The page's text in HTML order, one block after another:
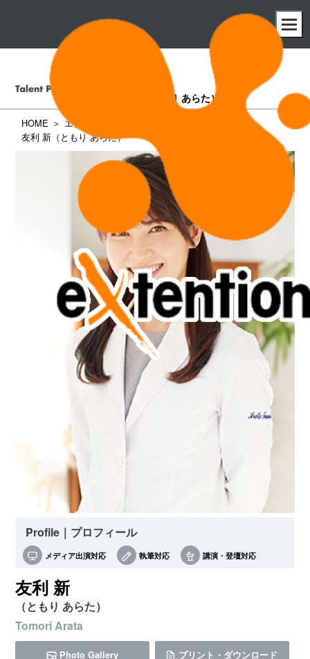
（ともり あらた）
HOME
エクステンション所属タレント一覧
友利 新（ともり あらた）
Profile｜プロフィール
メディア出演対応 執筆対応 講演・登壇対応
友利 新
（ともり あらた）
Tomori Arata
Photo Gallery プリント・ダウンロード